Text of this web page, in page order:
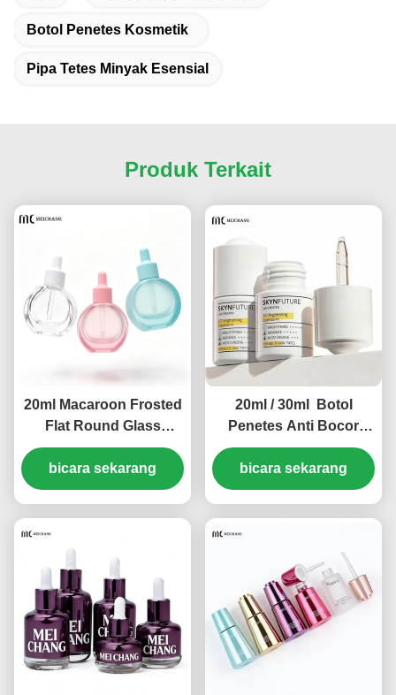
Botol Penetes Kosmetik
Pipa Tetes Minyak Esensial
Produk Terkait
20ml Macaroon Frosted
Flat Round Glass
Dropper Bottle untuk
Barrier Repair Serum
((MC-617)
bicara sekarang
20ml / 30ml Botol
Penetes Anti Bocor
Dinding Tebal PETG
Transparansi
Tinggi（MC-616）
bicara sekarang